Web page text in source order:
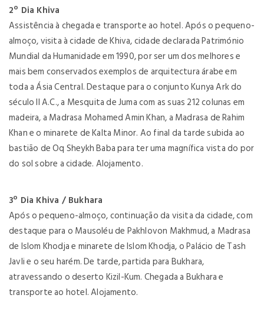
2º Dia Khiva
Assistência à chegada e transporte ao hotel. Após o pequeno-
almoço, visita à cidade de Khiva, cidade declarada Património
Mundial da Humanidade em 1990, por ser um dos melhores e
mais bem conservados exemplos de arquitectura árabe em
toda a Ásia Central. Destaque para o conjunto Kunya Ark do
século II A.C., a Mesquita de Juma com as suas 212 colunas em
madeira, a Madrasa Mohamed Amin Khan, a Madrasa de Rahim
Khan e o minarete de Kalta Minor. Ao final da tarde subida ao
bastião de Oq Sheykh Baba para ter uma magnífica vista do por
do sol sobre a cidade. Alojamento.
3º Dia Khiva / Bukhara
Após o pequeno-almoço, continuação da visita da cidade, com
destaque para o Mausoléu de Pakhlovon Makhmud, a Madrasa
de Islom Khodja e minarete de Islom Khodja, o Palácio de Tash
Javli e o seu harém. De tarde, partida para Bukhara,
atravessando o deserto Kizil-Kum. Chegada a Bukhara e
transporte ao hotel. Alojamento.